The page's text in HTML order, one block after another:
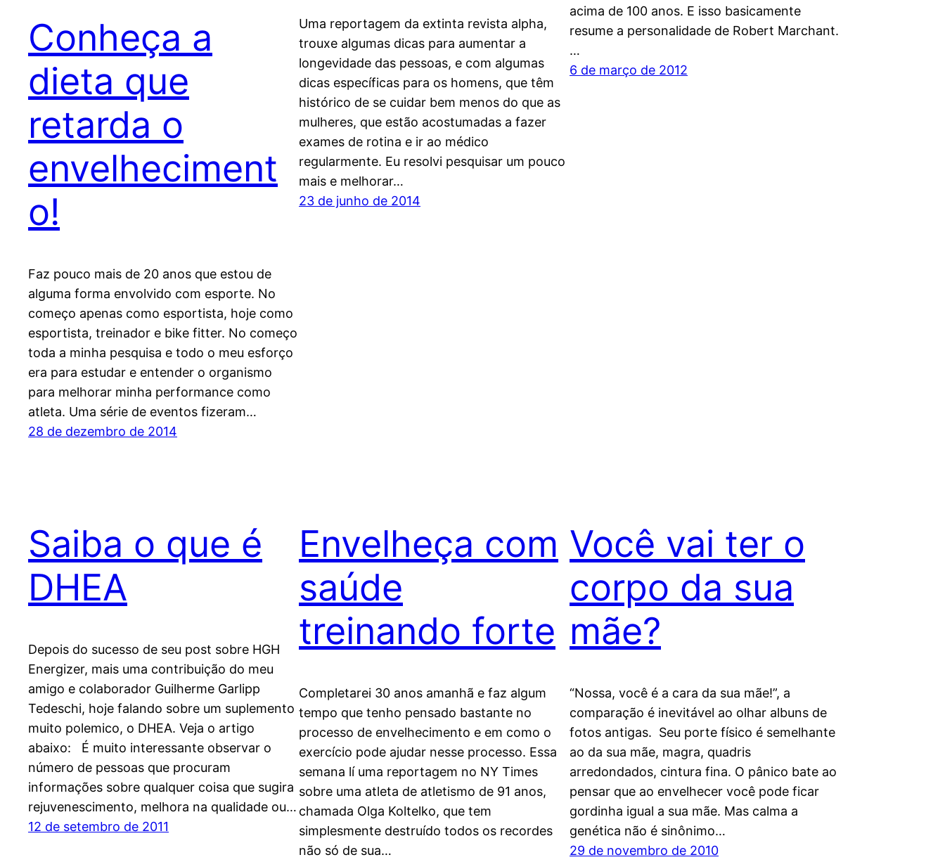
Conheça a
dieta que
retarda o
envelheciment
o!
Faz pouco mais de 20 anos que estou de
alguma forma envolvido com esporte. No
começo apenas como esportista, hoje como
esportista, treinador e bike fitter. No começo
toda a minha pesquisa e todo o meu esforço
era para estudar e entender o organismo
para melhorar minha performance como
atleta. Uma série de eventos fizeram…
28 de dezembro de 2014
Uma reportagem da extinta revista alpha,
trouxe algumas dicas para aumentar a
longevidade das pessoas, e com algumas
dicas específicas para os homens, que têm
histórico de se cuidar bem menos do que as
mulheres, que estão acostumadas a fazer
exames de rotina e ir ao médico
regularmente. Eu resolvi pesquisar um pouco
mais e melhorar…
23 de junho de 2014
acima de 100 anos. E isso basicamente
resume a personalidade de Robert Marchant.
…
6 de março de 2012
Saiba o que é
DHEA
Depois do sucesso de seu post sobre HGH
Energizer, mais uma contribuição do meu
amigo e colaborador Guilherme Garlipp
Tedeschi, hoje falando sobre um suplemento
muito polemico, o DHEA. Veja o artigo
abaixo: É muito interessante observar o
número de pessoas que procuram
informações sobre qualquer coisa que sugira
rejuvenescimento, melhora na qualidade ou…
12 de setembro de 2011
Envelheça com
saúde
treinando forte
Completarei 30 anos amanhã e faz algum
tempo que tenho pensado bastante no
processo de envelhecimento e em como o
exercício pode ajudar nesse processo. Essa
semana lí uma reportagem no NY Times
sobre uma atleta de atletismo de 91 anos,
chamada Olga Koltelko, que tem
simplesmente destruído todos os recordes
não só de sua…
Você vai ter o
corpo da sua
mãe?
“Nossa, você é a cara da sua mãe!”, a
comparação é inevitável ao olhar albuns de
fotos antigas. Seu porte físico é semelhante
ao da sua mãe, magra, quadris
arredondados, cintura fina. O pânico bate ao
pensar que ao envelhecer você pode ficar
gordinha igual a sua mãe. Mas calma a
genética não é sinônimo…
29 de novembro de 2010